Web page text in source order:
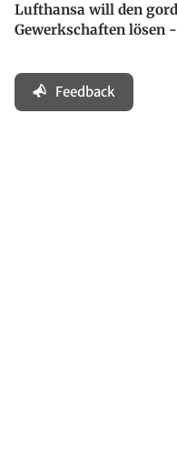
Lufthansa will den
Gewerkschaften lösen
Feedback